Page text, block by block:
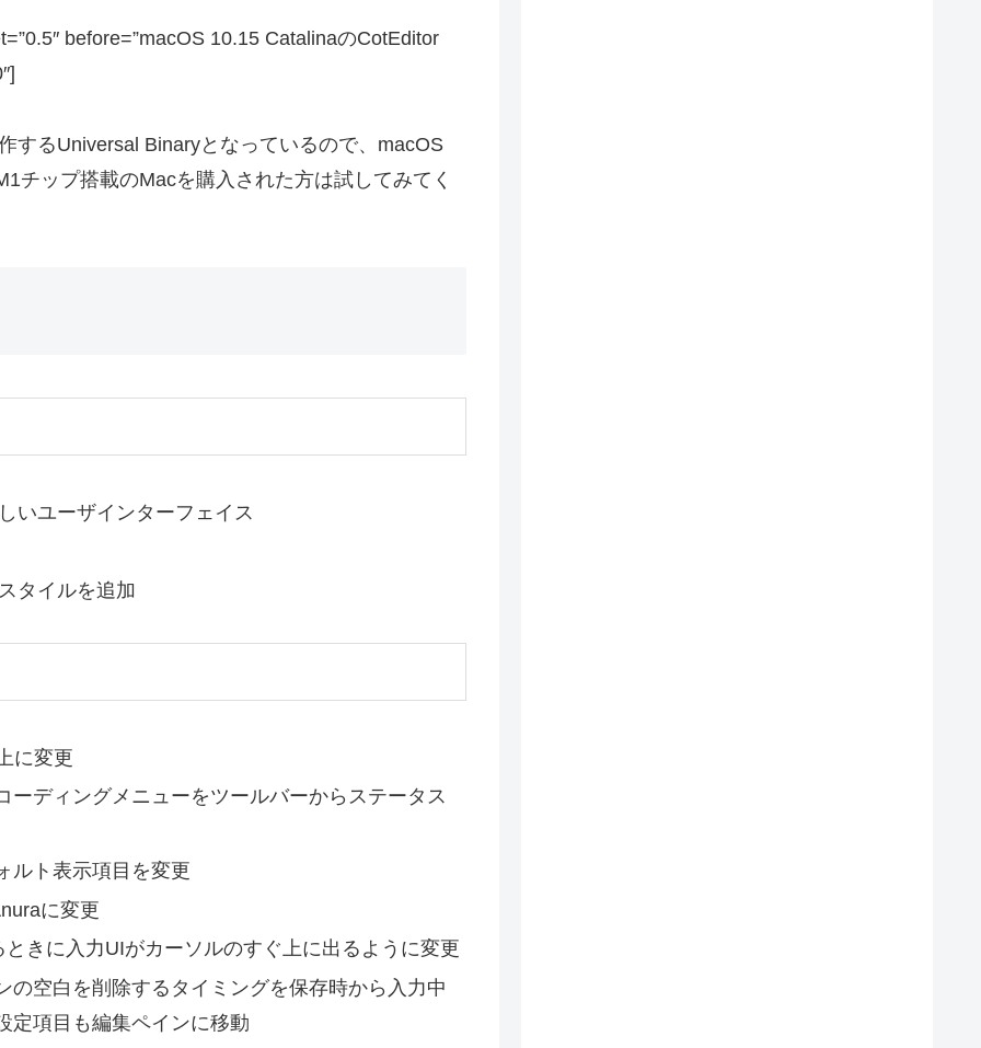
before=”macOS 10.15 CatalinaのCotEditor
するUniversal Binaryとなっているので、macOS
チップ搭載のMacを購入された方は試してみてく
いユーザインターフェイス
タイルを追加
に変更
ディングメニューをツールバーからステータス
ルト表示項目を変更
に変更
きに入力UIがカーソルのすぐ上に出るように変更
空白を削除するタイミングを保存時から入力中
定項目も編集ペインに移動